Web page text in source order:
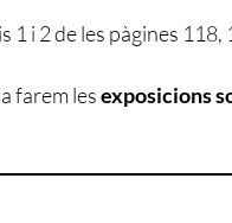
1 i 2 de les pàgines
farem lesexposicions